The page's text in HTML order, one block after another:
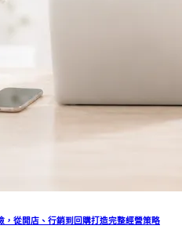
，從開店、行銷到回購打造完整經營策略